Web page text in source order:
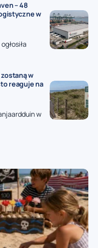
– 48
w
w
reaguje na
w